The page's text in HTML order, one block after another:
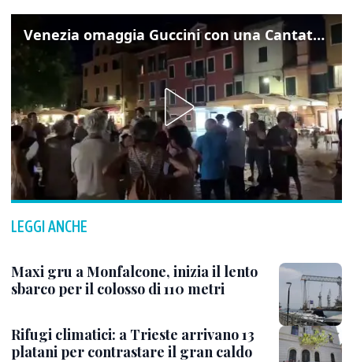
Venezia omaggia Guccini con una Cantata Anarchica in campo Santa Margherita
LEGGI ANCHE
Maxi gru a Monfalcone, inizia il lento
sbarco per il colosso di 110 metri
Rifugi climatici: a Trieste arrivano 13
platani per contrastare il gran caldo